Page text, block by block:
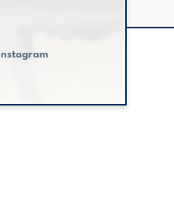
Instagram